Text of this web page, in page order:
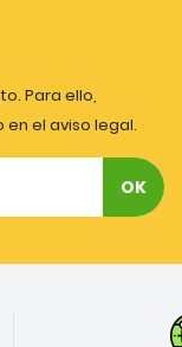
Para ello,
el aviso legal.